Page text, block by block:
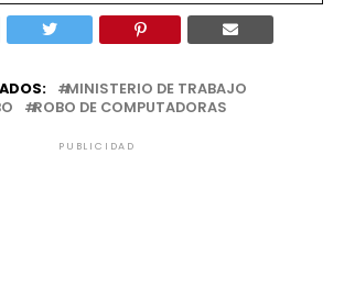
MINISTERIO DE TRABAJO
ROBO DE COMPUTADORAS
PUBLICIDAD